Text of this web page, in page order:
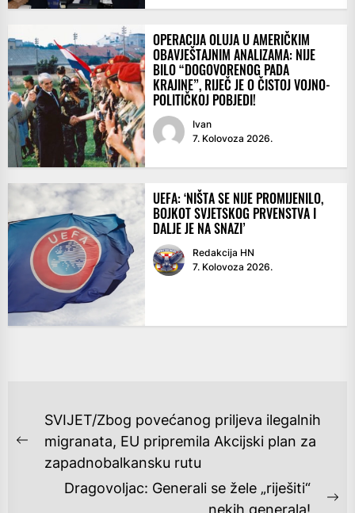
OPERACIJA OLUJA U AMERIČKIM
OBAVJEŠTAJNIM ANALIZAMA: NIJE
BILO “DOGOVORENOG PADA
KRAJINE”, RIJEČ JE O ČISTOJ VOJNO-
POLITIČKOJ POBJEDI!
Ivan
7. Kolovoza 2026.
UEFA: ‘NIŠTA SE NIJE PROMIJENILO,
BOJKOT SVJETSKOG PRVENSTVA I
DALJE JE NA SNAZI’
Redakcija HN
7. Kolovoza 2026.
NAVIGACIJA
OBJAVA
Previous
post:
SVIJET/Zbog povećanog priljeva ilegalnih
migranata, EU pripremila Akcijski plan za
zapadnobalkansku rutu
Dragovoljac: Generali se žele „riješiti“
nekih generala!